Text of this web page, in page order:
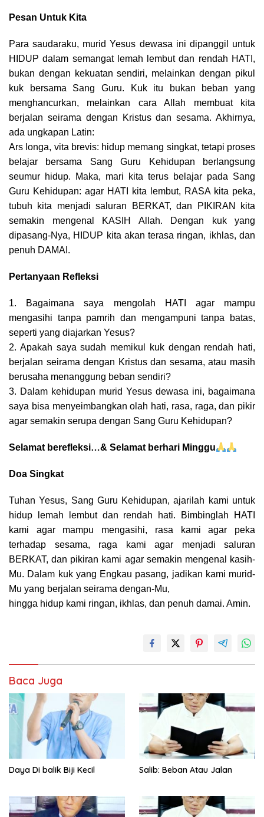
Pesan Untuk Kita
Para saudaraku, murid Yesus dewasa ini dipanggil untuk
HIDUP dalam semangat lemah lembut dan rendah HATI,
bukan dengan kekuatan sendiri, melainkan dengan pikul
kuk bersama Sang Guru. Kuk itu bukan beban yang
menghancurkan, melainkan cara Allah membuat kita
berjalan seirama dengan Kristus dan sesama. Akhirnya,
ada ungkapan Latin:
Ars longa, vita brevis: hidup memang singkat, tetapi proses
belajar bersama Sang Guru Kehidupan berlangsung
seumur hidup. Maka, mari kita terus belajar pada Sang
Guru Kehidupan: agar HATI kita lembut, RASA kita peka,
tubuh kita menjadi saluran BERKAT, dan PIKIRAN kita
semakin mengenal KASIH Allah. Dengan kuk yang
dipasang-Nya, HIDUP kita akan terasa ringan, ikhlas, dan
penuh DAMAI.
Pertanyaan Refleksi
1. Bagaimana saya mengolah HATI agar mampu
mengasihi tanpa pamrih dan mengampuni tanpa batas,
seperti yang diajarkan Yesus?
2. Apakah saya sudah memikul kuk dengan rendah hati,
berjalan seirama dengan Kristus dan sesama, atau masih
berusaha menanggung beban sendiri?
3. Dalam kehidupan murid Yesus dewasa ini, bagaimana
saya bisa menyeimbangkan olah hati, rasa, raga, dan pikir
agar semakin serupa dengan Sang Guru Kehidupan?
Selamat berefleksi…& Selamat berhari Minggu
Doa Singkat
Tuhan Yesus, Sang Guru Kehidupan, ajarilah kami untuk
hidup lemah lembut dan rendah hati. Bimbinglah HATI
kami agar mampu mengasihi, rasa kami agar peka
terhadap sesama, raga kami agar menjadi saluran
BERKAT, dan pikiran kami agar semakin mengenal kasih-
Mu. Dalam kuk yang Engkau pasang, jadikan kami murid-
Mu yang berjalan seirama dengan-Mu,
hingga hidup kami ringan, ikhlas, dan penuh damai. Amin.
Baca Juga
Daya Di balik Biji Kecil Salib: Beban Atau Jalan